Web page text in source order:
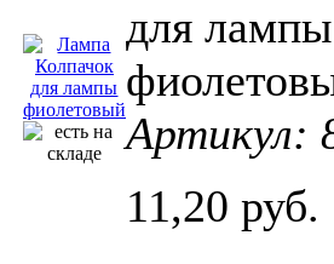
для лампы
Артикул:
11,20 руб.